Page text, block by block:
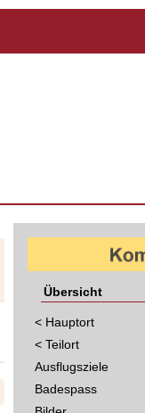
Übersicht
< Hauptort
< Teilort
Ausflugsziele
Badespass